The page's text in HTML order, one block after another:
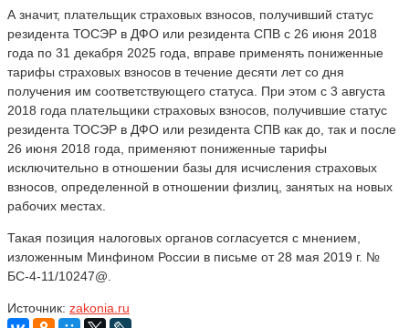
А значит, плательщик страховых взносов, получивший статус
резидента ТОСЭР в ДФО или резидента СПВ с 26 июня 2018
года по 31 декабря 2025 года, вправе применять пониженные
тарифы страховых взносов в течение десяти лет со дня
получения им соответствующего статуса. При этом с 3 августа
2018 года плательщики страховых взносов, получившие статус
резидента ТОСЭР в ДФО или резидента СПВ как до, так и после
26 июня 2018 года, применяют пониженные тарифы
исключительно в отношении базы для исчисления страховых
взносов, определенной в отношении физлиц, занятых на новых
рабочих местах.
Такая позиция налоговых органов согласуется с мнением,
изложенным Минфином России в письме от 28 мая 2019 г. №
БС-4-11/10247@.
Источник: zakonia.ru